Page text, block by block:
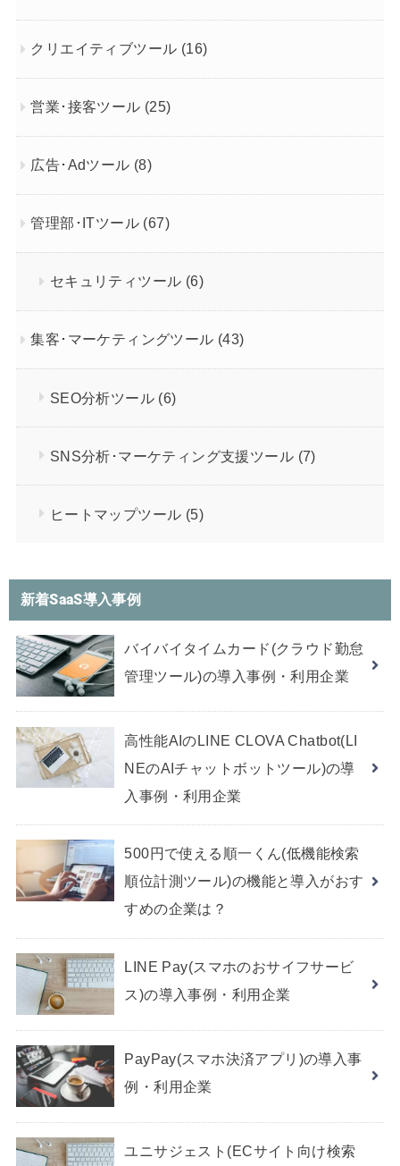
クリエイティブツール (16)
営業･接客ツール (25)
広告･Adツール (8)
管理部･ITツール (67)
セキュリティツール (6)
集客･マーケティングツール (43)
SEO分析ツール (6)
SNS分析･マーケティング支援ツール (7)
ヒートマップツール (5)
新着SaaS導入事例
バイバイタイムカード(クラウド勤怠
管理ツール)の導入事例・利用企業
高性能AIのLINE CLOVA Chatbot(LI
NEのAIチャットボットツール)の導
入事例・利用企業
500円で使える順一くん(低機能検索
順位計測ツール)の機能と導入がおす
すめの企業は？
LINE Pay(スマホのおサイフサービ
ス)の導入事例・利用企業
PayPay(スマホ決済アプリ)の導入事
例・利用企業
ユニサジェスト(ECサイト向け検索